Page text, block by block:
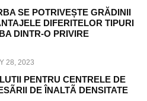
SE POTRIVEȘTE GRĂDINII
DIFERITELOR TIPURI
DINTR-O PRIVIRE
28, 2023
PENTRU CENTRELE DE
DE ÎNALTÃ DENSITATE